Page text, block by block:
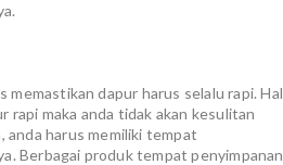
dapur harus selalu rapi. Hal
rapi maka anda tidak akan kesulitan
anda harus memiliki tempat
Berbagai produk tempat penyimpanan